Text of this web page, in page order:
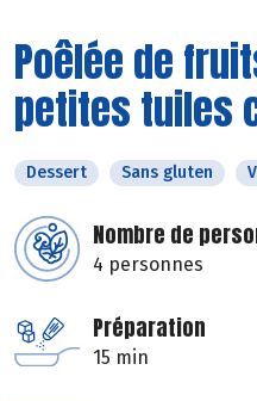
Poêlée de
petites tuiles
Dessert Sans gluten
Nombre de
4 personnes
Préparation
15 min